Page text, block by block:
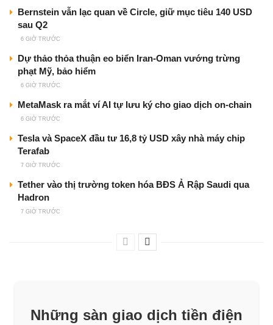
Bernstein vẫn lạc quan về Circle, giữ mục tiêu 140 USD
sau Q2
6 GIỜ TRƯỚC
Dự thảo thỏa thuận eo biển Iran-Oman vướng trừng
phạt Mỹ, bảo hiểm
6 GIỜ TRƯỚC
MetaMask ra mắt ví AI tự lưu ký cho giao dịch on-chain
6 GIỜ TRƯỚC
Tesla và SpaceX đầu tư 16,8 tỷ USD xây nhà máy chip
Terafab
7 GIỜ TRƯỚC
Tether vào thị trường token hóa BĐS Ả Rập Saudi qua
Hadron
7 GIỜ TRƯỚC
Những sàn giao dịch tiền điện